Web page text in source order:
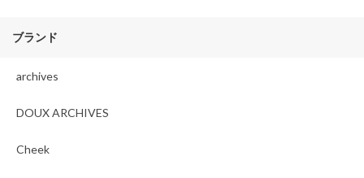
ブランド
archives
DOUX ARCHIVES
Cheek